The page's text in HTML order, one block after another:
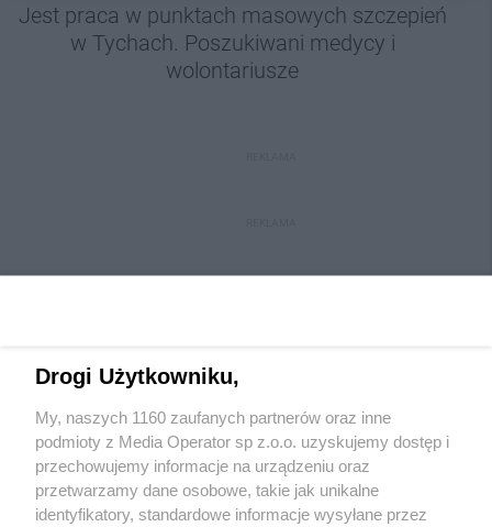
Jest praca w punktach masowych szczepień
w Tychach. Poszukiwani medycy i
wolontariusze
Wydawca mediówlokalnych
Drogi Użytkowniku,
My, naszych 1160 zaufanych partnerów oraz inne
podmioty z Media Operator sp z.o.o. uzyskujemy dostęp i
przechowujemy informacje na urządzeniu oraz
przetwarzamy dane osobowe, takie jak unikalne
identyfikatory, standardowe informacje wysyłane przez